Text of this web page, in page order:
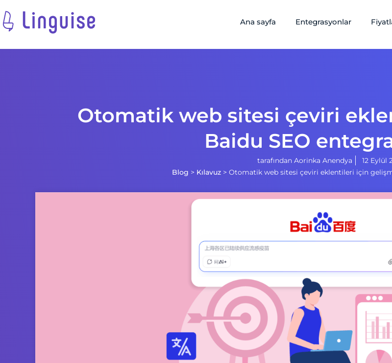
Ana sayfa Entegrasyonlar
Otomatik web sitesi çeviri
Baidu SEO
tarafından Aorinka Anendya
12 Eylül
Blog > Kılavuz> Otomatik web sitesi çeviri eklentileri için